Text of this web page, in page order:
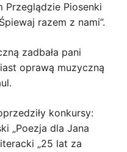
Przeglądzie Piosenki
razem z nami”.
zadbała pani
oprawą muzyczną
konkursy:
„Poezja dla Jana
„25 lat za